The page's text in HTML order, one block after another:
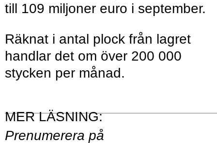
till 109 miljoner euro i september.
Räknat i antal plock från lagret
handlar det om över 200 000
stycken per månad.
Prenumerera på